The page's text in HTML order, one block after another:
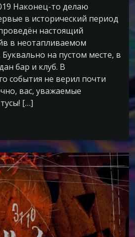
Наконец-то делаю
в исторический период
настоящий
в неотапливаемом
на пустом месте, в
бар и клуб. В
события не верил почти
вас, уважаемые
[…]